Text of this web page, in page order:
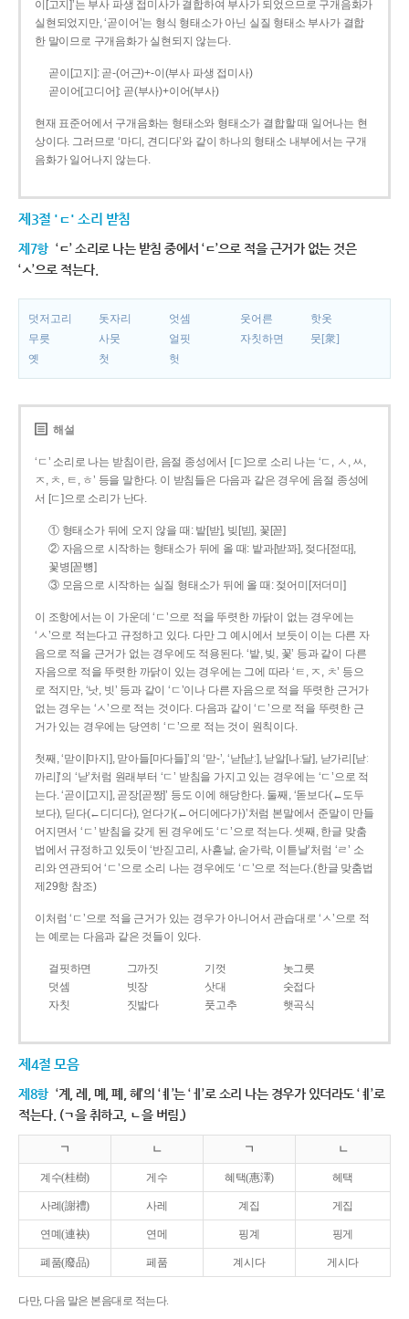
이[고지]’는 부사 파생 접미사가 결합하여 부사가 되었으므로 구개음화가
실현되었지만, ‘곧이어’는 형식 형태소가 아닌 실질 형태소 부사가 결합
한 말이므로 구개음화가 실현되지 않는다.
곧이[고지]: 곧-­(어근)+­-이(부사 파생 접미사)
곧이어[고디어]: 곧(부사)+이어(부사)
현재 표준어에서 구개음화는 형태소와 형태소가 결합할 때 일어나는 현
상이다. 그러므로 ‘마디, 견디다’와 같이 하나의 형태소 내부에서는 구개
음화가 일어나지 않는다.
제3절 'ㄷ' 소리 받침
제7항 ‘ㄷ’ 소리로 나는 받침 중에서 ‘ㄷ’으로 적을 근거가 없는 것은
‘ㅅ’으로 적는다.
덧저고리 돗자리 엇셈 웃어른
핫옷
무릇
사뭇 얼핏 자칫하면
뭇[衆]
옛
첫 헛
해설
‘ㄷ’ 소리로 나는 받침이란, 음절 종성에서 [ㄷ]으로 소리 나는 ‘ㄷ, ㅅ, ㅆ,
ㅈ, ㅊ, ㅌ, ㅎ’ 등을 말한다. 이 받침들은 다음과 같은 경우에 음절 종성에
서 [ㄷ]으로 소리가 난다.
① 형태소가 뒤에 오지 않을 때: 밭[받], 빚[빋], 꽃[꼳]
② 자음으로 시작하는 형태소가 뒤에 올 때: 밭과[받꽈], 젖다[젇따],
꽃병[꼳뼝]
③ 모음으로 시작하는 실질 형태소가 뒤에 올 때: 젖어미[저더미]
이 조항에서는 이 가운데 ‘ㄷ’으로 적을 뚜렷한 까닭이 없는 경우에는
‘ㅅ’으로 적는다고 규정하고 있다. 다만 그 예시에서 보듯이 이는 다른 자
음으로 적을 근거가 없는 경우에도 적용된다. ‘밭, 빚, 꽃’ 등과 같이 다른
자음으로 적을 뚜렷한 까닭이 있는 경우에는 그에 따라 ‘ㅌ, ㅈ, ㅊ’ 등으
로 적지만, ‘낫, 빗’ 등과 같이 ‘ㄷ’이나 다른 자음으로 적을 뚜렷한 근거가
없는 경우는 ‘ㅅ’으로 적는 것이다. 다음과 같이 ‘ㄷ’으로 적을 뚜렷한 근
거가 있는 경우에는 당연히 ‘ㄷ’으로 적는 것이 원칙이다.
첫째, ‘맏이[마지], 맏아들[마다들]’의 ‘맏-’, ‘낟[낟ː], 낟알[나ː달], 낟가리[낟ː
까리]’의 ‘낟’처럼 원래부터 ‘ㄷ’ 받침을 가지고 있는 경우에는 ‘ㄷ’으로 적
는다. ‘곧이[고지], 곧장[곧짱]’ 등도 이에 해당한다. 둘째, ‘돋보다(←도두
보다), 딛다(←디디다), 얻다가(←어디에다가)’처럼 본말에서 준말이 만들
어지면서 ‘ㄷ’ 받침을 갖게 된 경우에도 ‘ㄷ’으로 적는다. 셋째, 한글 맞춤
법에서 규정하고 있듯이 ‘반짇고리, 사흗날, 숟가락, 이튿날’처럼 ‘ㄹ’ 소
리와 연관되어 ‘ㄷ’으로 소리 나는 경우에도 ‘ㄷ’으로 적는다.(한글 맞춤법
제29항 참조)
이처럼 ‘ㄷ’으로 적을 근거가 있는 경우가 아니어서 관습대로 ‘ㅅ’으로 적
는 예로는 다음과 같은 것들이 있다.
걸핏하면 그까짓 기껏
놋그릇
덧셈
빗장 삿대
숫접다
자칫
짓밟다 풋고추 햇곡식
제4절 모음
제8항 ‘계, 례, 몌, 폐, 혜’의 ‘ㅖ’는 ‘ㅔ’로 소리 나는 경우가 있더라도 ‘ㅖ’로
적는다. (ㄱ을 취하고, ㄴ을 버림.)
ㄱ ㄴ ㄱ ㄴ
계수(桂樹) 게수 혜택(惠澤) 헤택
사례(謝禮) 사레 계집 게집
연몌(連袂) 연메 핑계 핑게
폐품(廢品) 페품 계시다 게시다
다만, 다음 말은 본음대로 적는다.